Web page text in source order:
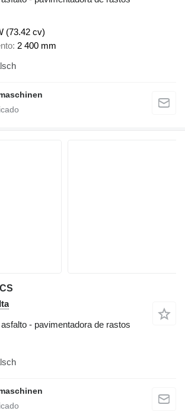
(73.42 cv)
2 400 mm
- pavimentadora de rastos